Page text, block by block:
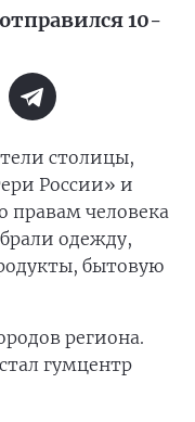
10-
столицы,
России» и
правам человека
одежду,
бытовую
региона.
гумцентр